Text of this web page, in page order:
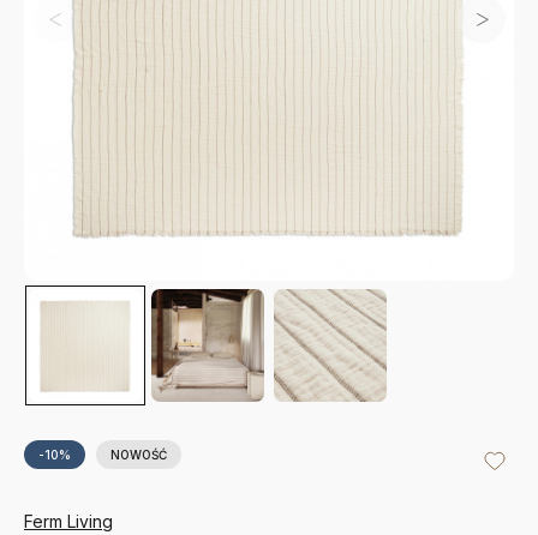
-10% NOWOŚĆ
Ferm Living